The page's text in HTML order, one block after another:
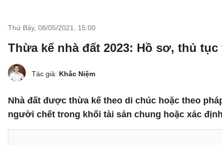
Thứ Bảy, 08/05/2021 15:00
Thừa kế nhà đất 2023: Hồ sơ, thủ
Tác giả: Khắc Niệm
Nhà đất được thừa kế theo di chúc hoặc theo
người chết trong khối tài sản chung hoặc xác